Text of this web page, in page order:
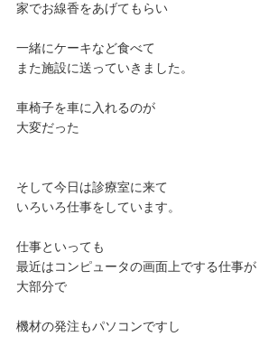
家でお線香をあげてもらい
一緒にケーキなど食べて
また施設に送っていきました。
車椅子を車に入れるのが
大変だった
そして今日は診療室に来て
いろいろ仕事をしています。
仕事といっても
最近はコンピュータの画面上でする仕事が
大部分で
機材の発注もパソコンですし